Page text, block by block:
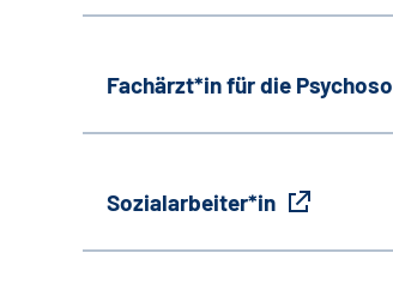
Fachärzt*in für die
Sozialarbeiter*in